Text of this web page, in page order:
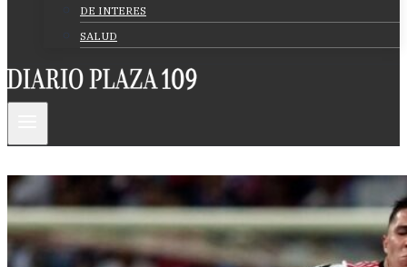
DE INTERES
SALUD